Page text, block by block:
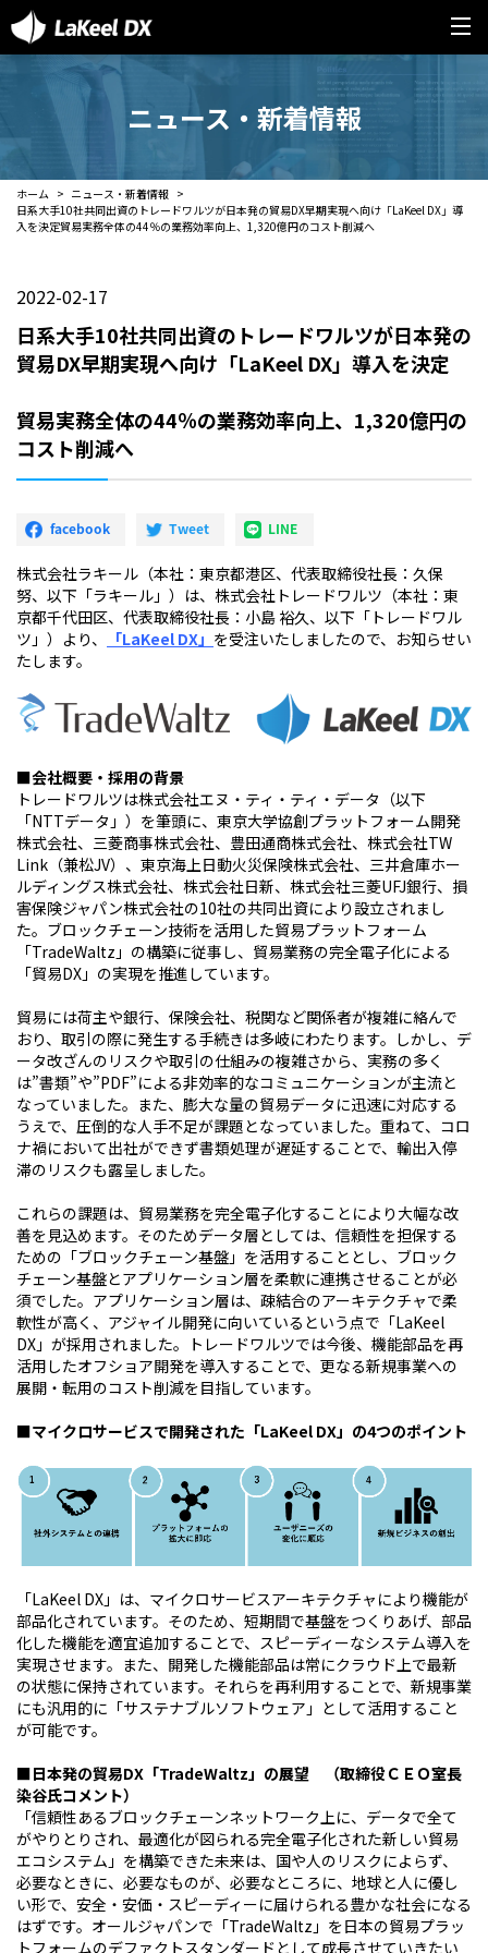
ニュース・新着情報
ホーム
ニュース・新着情報
日系大手10社共同出資のトレードワルツが日本発の貿易DX早期実現へ向け「LaKeel DX」導
入を決定貿易実務全体の44％の業務効率向上、1,320億円のコスト削減へ
2022-02-17
日系大手10社共同出資のトレードワルツが日本発の
貿易DX早期実現へ向け「LaKeel DX」導入を決定
貿易実務全体の44％の業務効率向上、1,320億円の
コスト削減へ
株式会社ラキール（本社：東京都港区、代表取締役社長：久保
努、以下「ラキール」）は、株式会社トレードワルツ（本社：東
京都千代田区、代表取締役社長：小島 裕久、以下「トレードワル
ツ」）より、
「LaKeel DX」 を受注いたしましたので、お知らせい
たします。
■会社概要・採用の背景
トレードワルツは株式会社エヌ・ティ・ティ・データ（以下
「NTTデータ」）を筆頭に、東京大学協創プラットフォーム開発
株式会社、三菱商事株式会社、豊田通商株式会社、株式会社TW
Link（兼松JV）、東京海上日動火災保険株式会社、三井倉庫ホー
ルディングス株式会社、株式会社日新、株式会社三菱UFJ銀行、損
害保険ジャパン株式会社の10社の共同出資により設立されまし
た。ブロックチェーン技術を活用した貿易プラットフォーム
「TradeWaltz」の構築に従事し、貿易業務の完全電子化による
「貿易DX」の実現を推進しています。
貿易には荷主や銀行、保険会社、税関など関係者が複雑に絡んで
おり、取引の際に発生する手続きは多岐にわたります。しかし、デ
ータ改ざんのリスクや取引の仕組みの複雑さから、実務の多く
は”書類”や”PDF”による非効率的なコミュニケーションが主流と
なっていました。また、膨大な量の貿易データに迅速に対応する
うえで、圧倒的な人手不足が課題となっていました。重ねて、コロ
ナ禍において出社ができず書類処理が遅延することで、輸出入停
滞のリスクも露呈しました。
これらの課題は、貿易業務を完全電子化することにより大幅な改
善を見込めます。そのためデータ層としては、信頼性を担保する
ための「ブロックチェーン基盤」を活用することとし、ブロック
チェーン基盤とアプリケーション層を柔軟に連携させることが必
須でした。アプリケーション層は、疎結合のアーキテクチャで柔
軟性が高く、アジャイル開発に向いているという点で「LaKeel
DX」が採用されました。トレードワルツでは今後、機能部品を再
活用したオフショア開発を導入することで、更なる新規事業への
展開・転用のコスト削減を目指しています。
■マイクロサービスで開発された「LaKeel DX」の4つのポイント
「LaKeel DX」は、マイクロサービスアーキテクチャにより機能が
部品化されています。そのため、短期間で基盤をつくりあげ、部品
化した機能を適宜追加することで、スピーディーなシステム導入を
実現させます。また、開発した機能部品は常にクラウド上で最新
の状態に保持されています。それらを再利用することで、新規事業
にも汎用的に「サステナブルソフトウェア」として活用すること
が可能です。
■日本発の貿易DX「TradeWaltz」の展望 （取締役ＣＥＯ室長
染谷氏コメント）
「信頼性あるブロックチェーンネットワーク上に、データで全て
がやりとりされ、最適化が図られる完全電子化された新しい貿易
エコシステム」を構築できた未来は、国や人のリスクによらず、
必要なときに、必要なものが、必要なところに、地球と人に優し
い形で、安全・安価・スピーディーに届けられる豊かな社会になる
はずです。オールジャパンで「TradeWaltz」を日本の貿易プラッ
トフォームのデファクトスタンダードとして成長させていきたい